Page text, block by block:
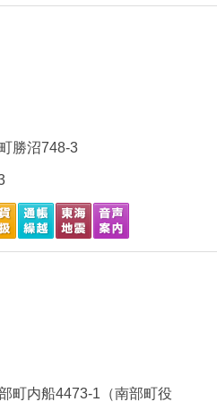
勝沼748-3
町内船4473-1（南部町役